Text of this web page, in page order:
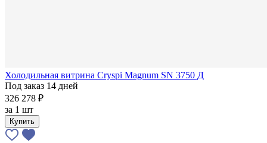
Холодильная витрина Cryspi Magnum SN 3750 Д
Под заказ 14 дней
326 278 ₽
за 1 шт
Купить